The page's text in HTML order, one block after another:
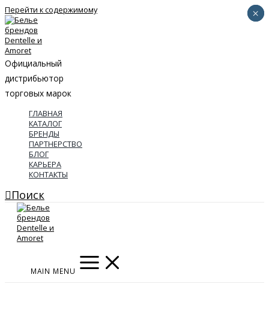
Перейти к содержимому
Официальный
дистрибьютор
торговых марок
ГЛАВНАЯ
КАТАЛОГ
БРЕНДЫ
ПАРТНЕРСТВО
БЛОГ
КАРЬЕРА
КОНТАКТЫ
Поиск
MAIN MENU
×
×